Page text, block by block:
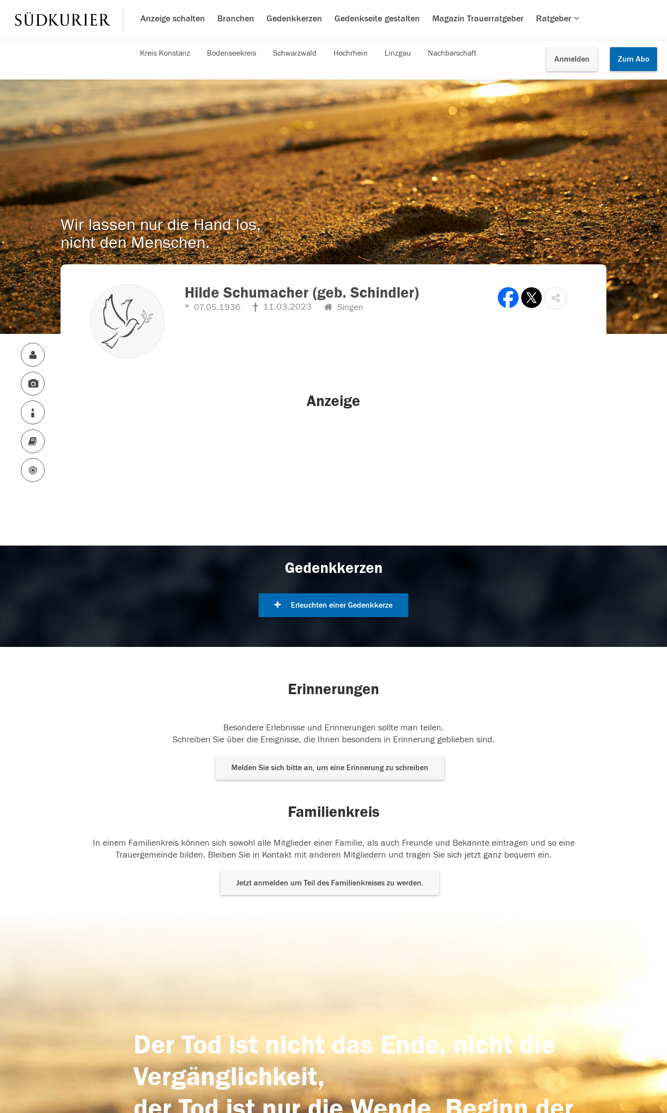
Anzeige schalten Branchen Gedenkkerzen Gedenkseite gestalten Magazin Trauerratgeber Ratgeber
Anmelden Zum Abo
Kreis Konstanz Bodenseekreis Schwarzwald Hochrhein Linzgau Nachbarschaft
Wir lassen nur die Hand los,
nicht den Menschen.
Hilde Schumacher (geb. Schindler)
07.05.1936 11.03.2023 Singen
Anzeige
Gedenkkerzen
Erleuchten einer Gedenkkerze
Erinnerungen
Besondere Erlebnisse und Erinnerungen sollte man teilen.
Schreiben Sie über die Ereignisse, die Ihnen besonders in Erinnerung geblieben sind.
Melden Sie sich bitte an, um eine Erinnerung zu schreiben
Familienkreis
In einem Familienkreis können sich sowohl alle Mitglieder einer Familie, als auch Freunde und Bekannte eintragen und so eine
Trauergemeinde bilden. Bleiben Sie in Kontakt mit anderen Mitgliedern und tragen Sie sich jetzt ganz bequem ein.
Jetzt anmelden um Teil des Familienkreises zu werden.
Der Tod ist nicht das Ende, nicht die
Vergänglichkeit,